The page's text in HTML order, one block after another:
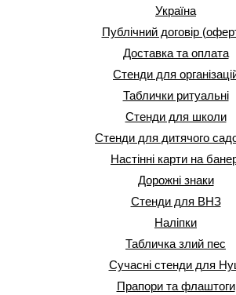
Україна
Публічний договір
Доставка та оплата
Стенди для
Таблички ритуальні
Стенди для школи
Стенди для дитячого
Настінні карти на
Дорожні знаки
Стенди для ВНЗ
Наліпки
Табличка злий пес
Сучасні стенди для
Прапори та флаштоги